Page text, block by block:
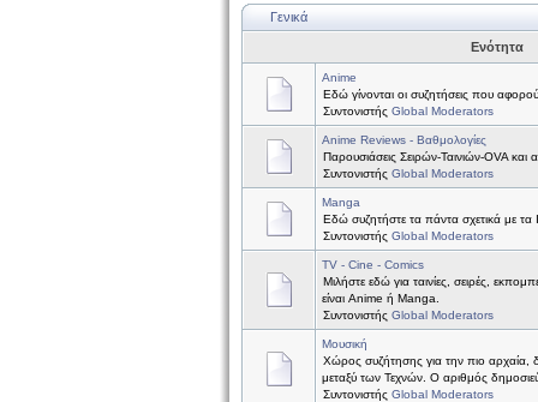
Γενικά
Ενότητα
Anime
Εδώ γίνονται οι συζητήσεις που
Συντονιστής Global Moderators
Anime Reviews - Βαθμολογίες
Παρουσιάσεις Σειρών-Ταινιών-OVA
Συντονιστής Global Moderators
Manga
Εδώ συζητήστε τα πάντα σχετικά με
Συντονιστής Global Moderators
TV - Cine - Comics
Μιλήστε εδώ για ταινίες, σειρές,
είναι Anime ή Manga.
Συντονιστής Global Moderators
Μουσική
Χώρος συζήτησης για την πιο αρχαία,
μεταξύ των Τεχνών. Ο αριθμός
Συντονιστής Global Moderators